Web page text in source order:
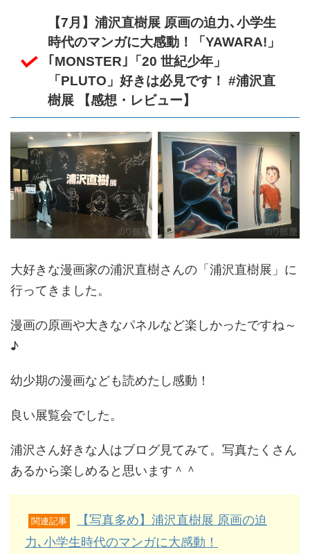
【7月】浦沢直樹展 原画の迫力､小学生
時代のマンガに大感動！「YAWARA!」
｢MONSTER｣「20 世紀少年」
「PLUTO」好きは必見です！ #浦沢直
樹展 【感想・レビュー】
大好きな漫画家の浦沢直樹さんの「浦沢直樹展」に
行ってきました。
漫画の原画や大きなパネルなど楽しかったですね～
♪
幼少期の漫画なども読めたし感動！
良い展覧会でした。
浦沢さん好きな人はブログ見てみて。写真たくさん
あるから楽しめると思います＾＾
関連記事
【写真多め】浦沢直樹展 原画の迫
力､小学生時代のマンガに大感動！